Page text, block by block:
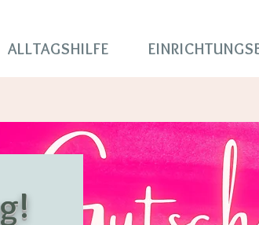
ALLTAGSHILFE